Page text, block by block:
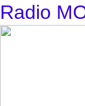
Radio